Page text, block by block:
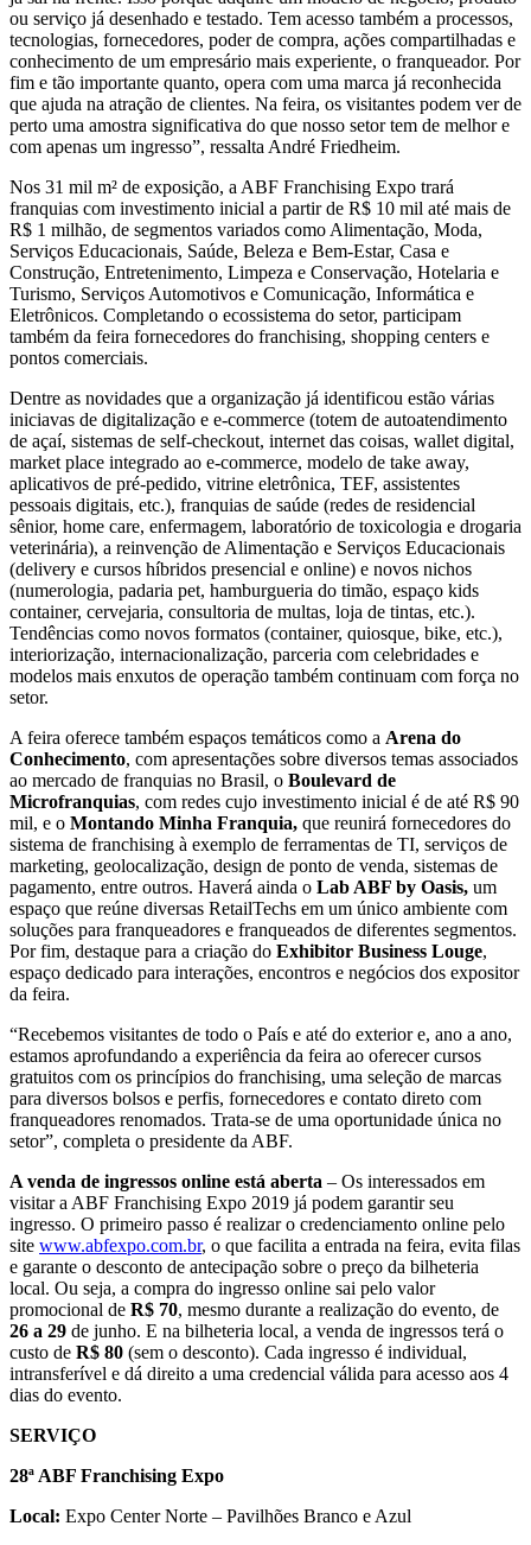
ou serviço já desenhado e testado. Tem acesso também a processos,
tecnologias, fornecedores, poder de compra, ações compartilhadas e
conhecimento de um empresário mais experiente, o franqueador. Por
fim e tão importante quanto, opera com uma marca já reconhecida
que ajuda na atração de clientes. Na feira, os visitantes podem ver de
perto uma amostra significativa do que nosso setor tem de melhor e
com apenas um ingresso”, ressalta André Friedheim.
Nos 31 mil m² de exposição, a ABF Franchising Expo trará
franquias com investimento inicial a partir de R$ 10 mil até mais de
R$ 1 milhão, de segmentos variados como Alimentação, Moda,
Serviços Educacionais, Saúde, Beleza e Bem-Estar, Casa e
Construção, Entretenimento, Limpeza e Conservação, Hotelaria e
Turismo, Serviços Automotivos e Comunicação, Informática e
Eletrônicos. Completando o ecossistema do setor, participam
também da feira fornecedores do franchising, shopping centers e
pontos comerciais.
Dentre as novidades que a organização já identificou estão várias
iniciavas de digitalização e e-commerce (totem de autoatendimento
de açaí, sistemas de self-checkout, internet das coisas, wallet digital,
market place integrado ao e-commerce, modelo de take away,
aplicativos de pré-pedido, vitrine eletrônica, TEF, assistentes
pessoais digitais, etc.), franquias de saúde (redes de residencial
sênior, home care, enfermagem, laboratório de toxicologia e drogaria
veterinária), a reinvenção de Alimentação e Serviços Educacionais
(delivery e cursos híbridos presencial e online) e novos nichos
(numerologia, padaria pet, hamburgueria do timão, espaço kids
container, cervejaria, consultoria de multas, loja de tintas, etc.).
Tendências como novos formatos (container, quiosque, bike, etc.),
interiorização, internacionalização, parceria com celebridades e
modelos mais enxutos de operação também continuam com força no
setor.
A feira oferece também espaços temáticos como a Arena do
Conhecimento, com apresentações sobre diversos temas associados
ao mercado de franquias no Brasil, o Boulevard de
Microfranquias, com redes cujo investimento inicial é de até R$ 90
mil, e o Montando Minha Franquia, que reunirá fornecedores do
sistema de franchising à exemplo de ferramentas de TI, serviços de
marketing, geolocalização, design de ponto de venda, sistemas de
pagamento, entre outros. Haverá ainda o Lab ABF by Oasis, um
espaço que reúne diversas RetailTechs em um único ambiente com
soluções para franqueadores e franqueados de diferentes segmentos.
Por fim, destaque para a criação do Exhibitor Business Louge,
espaço dedicado para interações, encontros e negócios dos expositor
da feira.
“Recebemos visitantes de todo o País e até do exterior e, ano a ano,
estamos aprofundando a experiência da feira ao oferecer cursos
gratuitos com os princípios do franchising, uma seleção de marcas
para diversos bolsos e perfis, fornecedores e contato direto com
franqueadores renomados. Trata-se de uma oportunidade única no
setor”, completa o presidente da ABF.
A venda de ingressos online está aberta – Os interessados em
visitar a ABF Franchising Expo 2019 já podem garantir seu
ingresso. O primeiro passo é realizar o credenciamento online pelo
site www.abfexpo.com.br, o que facilita a entrada na feira, evita filas
e garante o desconto de antecipação sobre o preço da bilheteria
local. Ou seja, a compra do ingresso online sai pelo valor
promocional de R$ 70, mesmo durante a realização do evento, de
26 a 29 de junho. E na bilheteria local, a venda de ingressos terá o
custo de R$ 80 (sem o desconto). Cada ingresso é individual,
intransferível e dá direito a uma credencial válida para acesso aos 4
dias do evento.
SERVIÇO
28ª ABF Franchising Expo
Local: Expo Center Norte – Pavilhões Branco e Azul